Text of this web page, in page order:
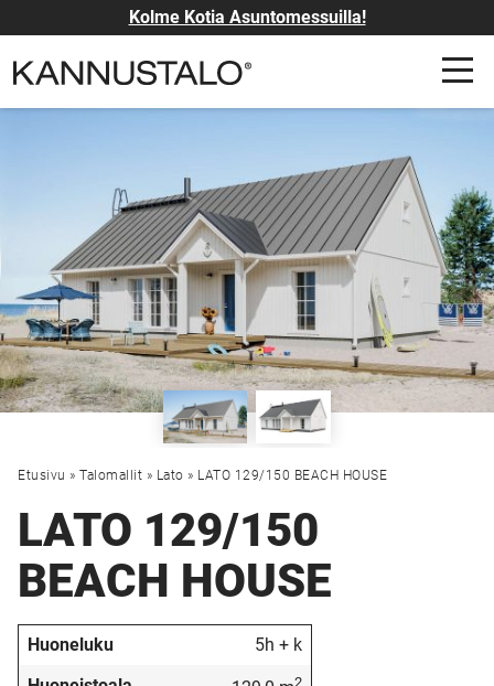
Kolme Kotia Asuntomessuilla!
Etusivu » Talomallit » Lato » LATO 129/150 BEACH HOUSE
LATO 129/150
BEACH HOUSE
Huoneluku
5h + k
2